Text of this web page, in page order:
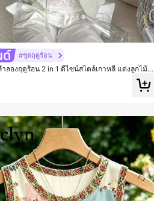
#ชุดฤดูร้อน
ำลองฤดูร้อน 2 in 1 ดีไซน์สไตล์เกาหลี แต่งลูกไม้ต่